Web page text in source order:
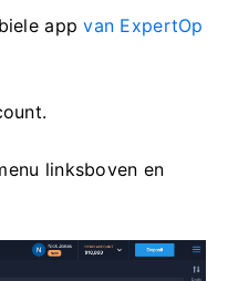
appvan ExpertOp
linksboven en